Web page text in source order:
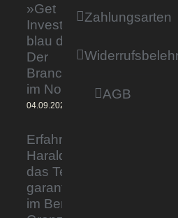
»Get
Invested by
blau direkt«:
Der
Branchentag
im Norden
04.09.2023
Erfahrener Experte
Harald Wesely stärkt
das Team von
garantiertmehrnetto.de
im Bereich
Zahlungsarten
AGB